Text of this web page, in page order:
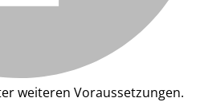
weiteren Voraussetzungen.